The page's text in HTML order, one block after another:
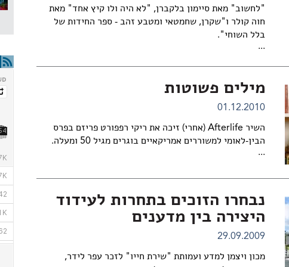
"לחשוב" מאת סיימון בלקברן, "לא היה ולו קיץ אחד" מאת
חוה קולר ו"שקרן, שחמטאי ומטבע זהב - ספר החידות של
בלל השוחי".
...
מילים פשוטות
01.12.2010
השיר Afterlife (אחרי) זיכה את ריקי רפפורט פריזם בפרס
הבין-לאומי למשוררים אמריקאיים בוגרים מגיל 50 ומעלה.
...
נבחרו הזוכים בתחרות לעידוד
היצירה בין מדענים
29.09.2009
מכון ויצמן למדע ועמותת "שירת חייו" לזכר עפר לידר,